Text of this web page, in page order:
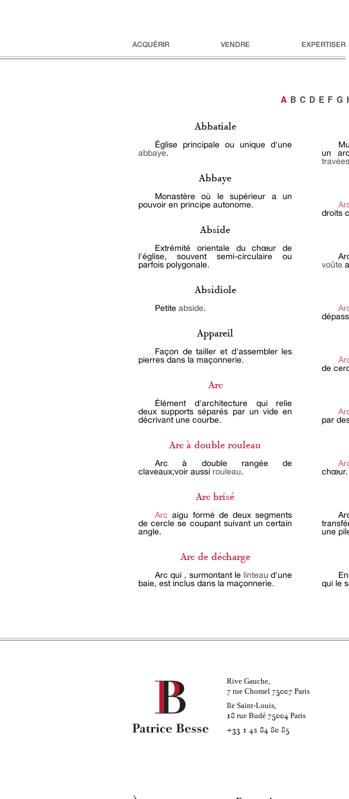
ACQUÉRIR VENDRE EXPERTISER
A B C D E F G
Abbatiale
Église principale ou unique d'une
abbaye.
Abbaye
Monastère où le supérieur a un
pouvoir en principe autonome.
Abside
Extrémité orientale du chœur de
l'église, souvent semi-circulaire ou
parfois polygonale.
Absidiole
Petite abside.
Appareil
Façon de tailler et d'assembler les
pierres dans la maçonnerie.
Arc
Élément d'architecture qui relie
deux supports séparés par un vide en
décrivant une courbe.
Arc à double rouleau
Arc à double rangée de
claveaux;voir aussi rouleau.
Arc brisé
Arc aigu formé de deux segments
de cercle se coupant suivant un certain
angle.
Arc de décharge
Arc qui , surmontant le linteau d'une
baie, est inclus dans la maçonnerie.
un
travées
droits
voûte
de
par
chœur.
une
qui le
Rive Gauche,
7 rue Chomel 75007 Paris
Ile Saint-Louis,
18 rue Budé 75004Paris
+33 1 42 84 80 85